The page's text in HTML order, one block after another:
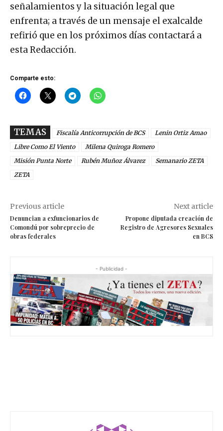
señalamientos y la situación legal que
enfrenta; a través de un mensaje el exalcalde
refirió que en los próximos días contactará a
esta Redacción.
Comparte esto:
TEMAS Fiscalía Anticorrupción de BCS
Lenin Ortiz Amao
Libre Como El Viento
Milena Quiroga Romero
Misión Punta Norte
Rubén Muñoz Álvarez
Semanario ZETA
ZETA
Previous article
Denuncian a exfuncionarios de
Comondú por sobreprecio de
obras federales
Next article
Propone diputada creación de
Registro de Agresores Sexuales
en BCS
- Publicidad -